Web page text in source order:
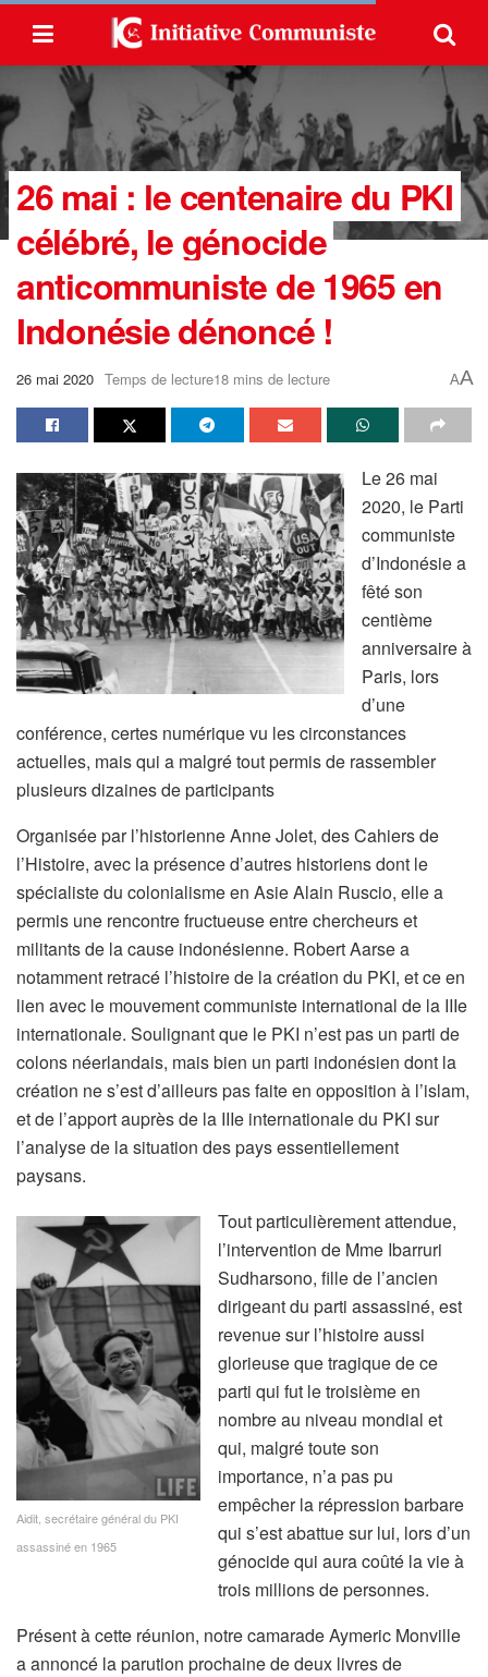
26 mai : le centenaire du PKI
célébré, le génocide
anticommuniste de 1965 en
Indonésie dénoncé !
26 mai 2020 Temps de lecture18 mins de lecture AA
Le 26 mai
2020, le Parti
communiste
d’Indonésie a
fêté son
centième
anniversaire à
Paris, lors
d’une
conférence, certes numérique vu les circonstances
actuelles, mais qui a malgré tout permis de rassembler
plusieurs dizaines de participants
Organisée par l’historienne Anne Jolet, des Cahiers de
l’Histoire, avec la présence d’autres historiens dont le
spécialiste du colonialisme en Asie Alain Ruscio, elle a
permis une rencontre fructueuse entre chercheurs et
militants de la cause indonésienne. Robert Aarse a
notamment retracé l’histoire de la création du PKI, et ce en
lien avec le mouvement communiste international de la IIIe
internationale. Soulignant que le PKI n’est pas un parti de
colons néerlandais, mais bien un parti indonésien dont la
création ne s’est d’ailleurs pas faite en opposition à l’islam,
et de l’apport auprès de la IIIe internationale du PKI sur
l’analyse de la situation des pays essentiellement
paysans.
Aidit, secrétaire général du PKI
assassiné en 1965
Tout particulièrement attendue,
l’intervention de Mme Ibarruri
Sudharsono, fille de l’ancien
dirigeant du parti assassiné, est
revenue sur l’histoire aussi
glorieuse que tragique de ce
parti qui fut le troisième en
nombre au niveau mondial et
qui, malgré toute son
importance, n’a pas pu
empêcher la répression barbare
qui s’est abattue sur lui, lors d’un
génocide qui aura coûté la vie à
trois millions de personnes.
Présent à cette réunion, notre camarade Aymeric Monville
a annoncé la parution prochaine de deux livres de